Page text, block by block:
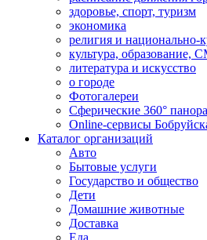
здоровье, спорт, туризм
экономика
религия и национально-
культура, образование,
литература и искусство
о городе
Фотогалереи
Сферические 360°
Online-сервисы
Каталог организаций
Авто
Бытовые услуги
Государство и общество
Дети
Домашние животные
Доставка
Еда